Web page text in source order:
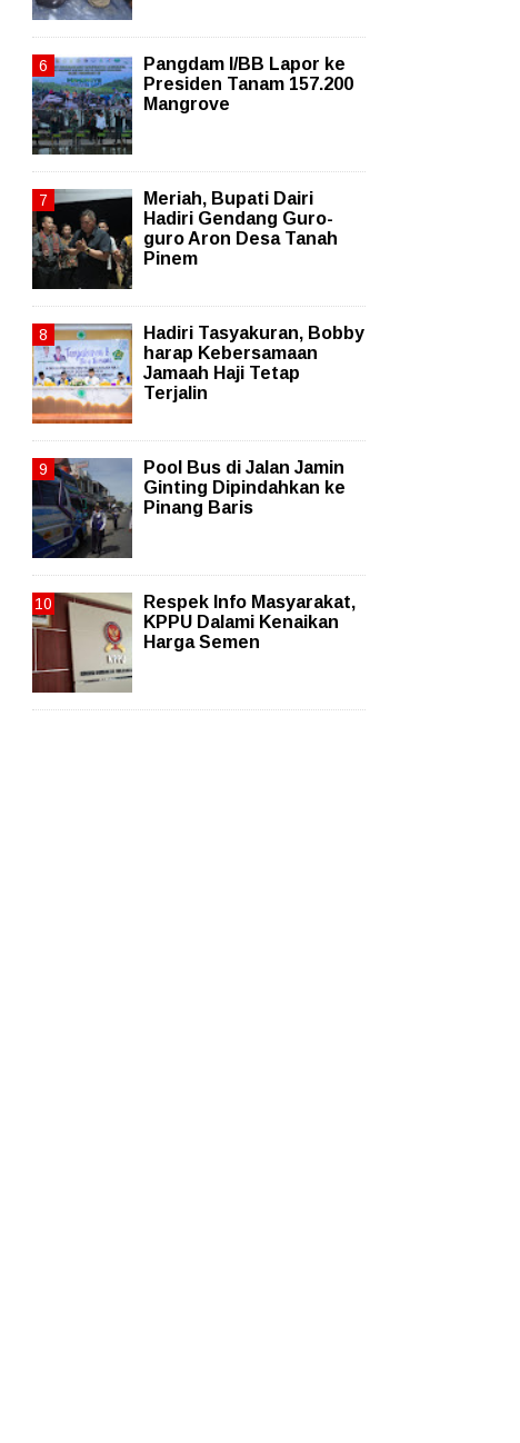
Pangdam I/BB Lapor ke
Presiden Tanam 157.200
Mangrove
Meriah, Bupati Dairi
Hadiri Gendang Guro-
guro Aron Desa Tanah
Pinem
Hadiri Tasyakuran, Bobby
harap Kebersamaan
Jamaah Haji Tetap
Terjalin
Pool Bus di Jalan Jamin
Ginting Dipindahkan ke
Pinang Baris
Respek Info Masyarakat,
KPPU Dalami Kenaikan
Harga Semen